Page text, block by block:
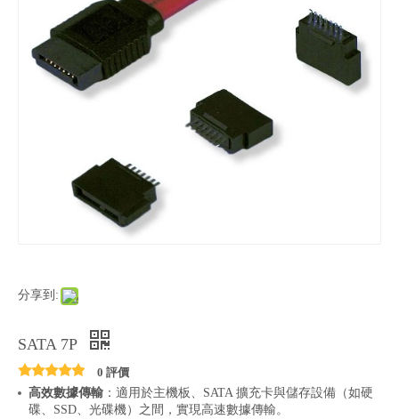
分享到:
SATA 7P
0 評價
高效數據傳輸 ：適用於主機板、SATA 擴充卡與儲存設備（如硬
碟、SSD、光碟機）之間，實現高速數據傳輸。